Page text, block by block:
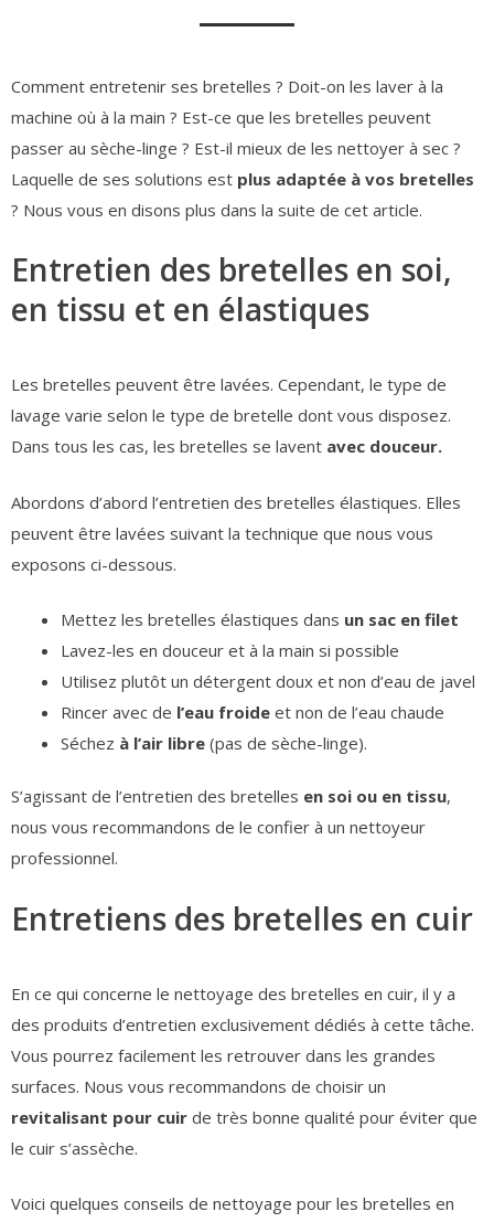
Comment entretenir ses bretelles ? Doit-on les laver à la
machine où à la main ? Est-ce que les bretelles peuvent
passer au sèche-linge ? Est-il mieux de les nettoyer à sec ?
Laquelle de ses solutions est plus adaptée à vos bretelles
? Nous vous en disons plus dans la suite de cet article.
Entretien des bretelles en soi,
en tissu et en élastiques
Les bretelles peuvent être lavées. Cependant, le type de
lavage varie selon le type de bretelle dont vous disposez.
Dans tous les cas, les bretelles se lavent avec douceur.
Abordons d’abord l’entretien des bretelles élastiques. Elles
peuvent être lavées suivant la technique que nous vous
exposons ci-dessous.
Mettez les bretelles élastiques dans un sac en filet
Lavez-les en douceur et à la main si possible
Utilisez plutôt un détergent doux et non d’eau de javel
Rincer avec de l’eau froide et non de l’eau chaude
Séchez à l’air libre (pas de sèche-linge).
S’agissant de l’entretien des bretelles en soi ou en tissu,
nous vous recommandons de le confier à un nettoyeur
professionnel.
Entretiens des bretelles en cuir
En ce qui concerne le nettoyage des bretelles en cuir, il y a
des produits d’entretien exclusivement dédiés à cette tâche.
Vous pourrez facilement les retrouver dans les grandes
surfaces. Nous vous recommandons de choisir un
revitalisant pour cuir de très bonne qualité pour éviter que
le cuir s’assèche.
Voici quelques conseils de nettoyage pour les bretelles en